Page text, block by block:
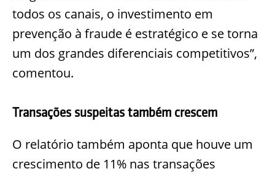
todos os canais, o investimento em
prevenção à fraude é estratégico e se torna
um dos grandes diferenciais competitivos”,
comentou.
Transações suspeitas também crescem
O relatório também aponta que houve um
crescimento de 11% nas transações